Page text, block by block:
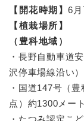
【開花時期】 6
【植栽場所】
（豊科地域）
・長野自動車道
沢停車場線沿い
・国道147号（
点）約1300メー
・たつみ認定こ